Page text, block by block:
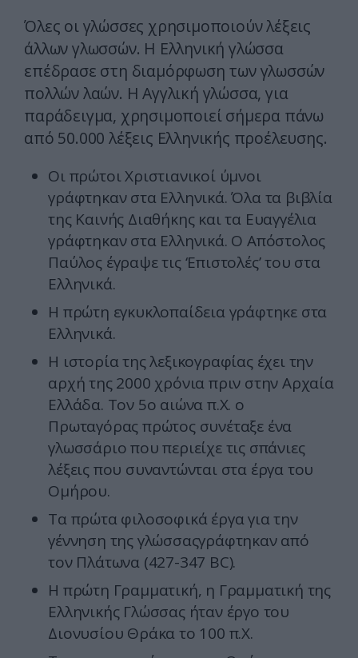
Όλες οι γλώσσες χρησιμοποιούν λέξεις
άλλων γλωσσών. Η Ελληνική γλώσσα
επέδρασε στη διαμόρφωση των γλωσσών
πολλών λαών. Η Αγγλική γλώσσα, για
παράδειγμα, χρησιμοποιεί σήμερα πάνω
από 50.000 λέξεις Ελληνικής προέλευσης.
Οι πρώτοι Χριστιανικοί ύμνοι
γράφτηκαν στα Ελληνικά. Όλα τα βιβλία
της Καινής Διαθήκης και τα Ευαγγέλια
γράφτηκαν στα Ελληνικά. Ο Απόστολος
Παύλος έγραψε τις ‘Επιστολές’ του στα
Ελληνικά.
Η πρώτη εγκυκλοπαίδεια γράφτηκε στα
Ελληνικά.
Η ιστορία της λεξικογραφίας έχει την
αρχή της 2000 χρόνια πριν στην Αρχαία
Ελλάδα. Τον 5ο αιώνα π.Χ. ο
Πρωταγόρας πρώτος συνέταξε ένα
γλωσσάριο που περιείχε τις σπάνιες
λέξεις που συναντώνται στα έργα του
Ομήρου.
Τα πρώτα φιλοσοφικά έργα για την
γέννηση της γλώσσαςγράφτηκαν από
τον Πλάτωνα (427-347 BC).
Η πρώτη Γραμματική, η Γραμματική της
Ελληνικής Γλώσσας ήταν έργο του
Διονυσίου Θράκα το 100 π.Χ.